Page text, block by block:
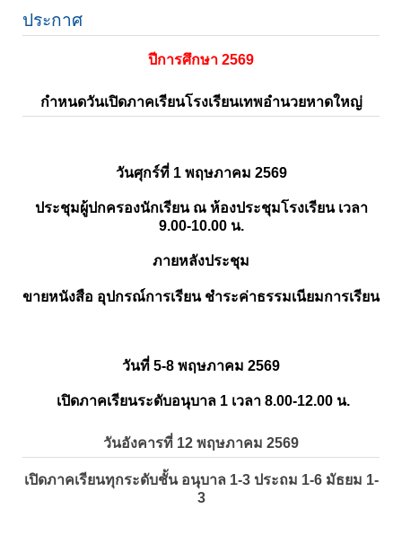
ประกาศ
ปีการศึกษา 2569
กำหนดวันเปิดภาคเรียนโรงเรียนเทพอำนวยหาดใหญ่
วันศุกร์ที่ 1 พฤษภาคม 2569
ประชุมผู้ปกครองนักเรียน ณ ห้องประชุมโรงเรียน เวลา
9.00-10.00 น.
ภายหลังประชุม
ขายหนังสือ อุปกรณ์การเรียน ชำระค่าธรรมเนียมการเรียน
วันที่ 5-8 พฤษภาคม 2569
เปิดภาคเรียนระดับอนุบาล 1 เวลา 8.00-12.00 น.
วันอังคารที่ 12 พฤษภาคม 2569
เปิดภาคเรียนทุกระดับชั้น อนุบาล 1-3 ประถม 1-6 มัธยม 1-
3